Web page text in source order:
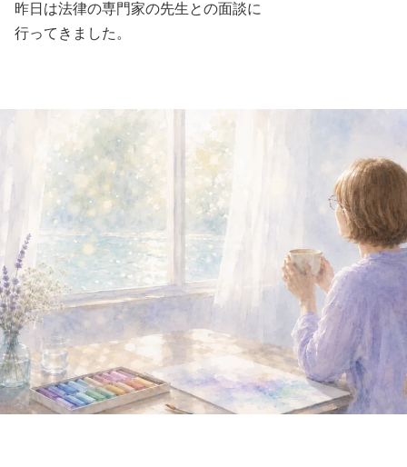
昨日は法律の専門家の先生との面談に
行ってきました。